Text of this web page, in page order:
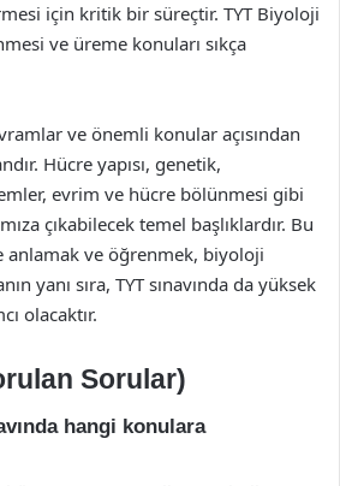
için kritik bir süreçtir. TYT Biyoloji
ve üreme konuları sıkça
ve önemli konular açısından
Hücre yapısı, genetik,
evrim ve hücre bölünmesi gibi
çıkabilecek temel başlıklardır. Bu
anlamak ve öğrenmek, biyoloji
yanı sıra, TYT sınavında da yüksek
olacaktır.
Sorular)
hangi konulara